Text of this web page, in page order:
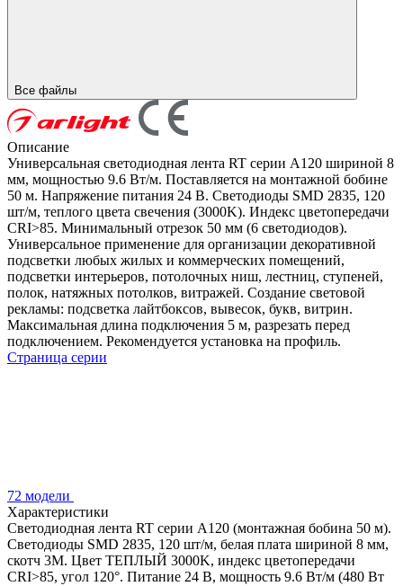
Все файлы
Описание
Универсальная светодиодная лента RT серии A120 шириной 8
мм, мощностью 9.6 Вт/м. Поставляется на монтажной бобине
50 м. Напряжение питания 24 В. Светодиоды SMD 2835, 120
шт/м, теплого цвета свечения (3000K). Индекс цветопередачи
CRI>85. Минимальный отрезок 50 мм (6 светодиодов).
Универсальное применение для организации декоративной
подсветки любых жилых и коммерческих помещений,
подсветки интерьеров, потолочных ниш, лестниц, ступеней,
полок, натяжных потолков, витражей. Создание световой
рекламы: подсветка лайтбоксов, вывесок, букв, витрин.
Максимальная длина подключения 5 м, разрезать перед
подключением. Рекомендуется установка на профиль.
Страница серии
72 модели
Характеристики
Светодиодная лента RT серии A120 (монтажная бобина 50 м).
Светодиоды SMD 2835, 120 шт/м, белая плата шириной 8 мм,
скотч 3M. Цвет ТЕПЛЫЙ 3000K, индекс цветопередачи
CRI>85, угол 120°. Питание 24 В, мощность 9.6 Вт/м (480 Вт